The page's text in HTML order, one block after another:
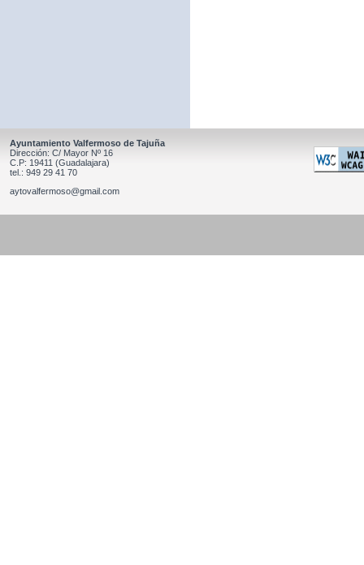
Ayuntamiento Valfermoso de Tajuña
Dirección: C/ Mayor Nº 16
C.P: 19411 (Guadalajara)
tel.: 949 29 41 70
aytovalfermoso@gmail.com